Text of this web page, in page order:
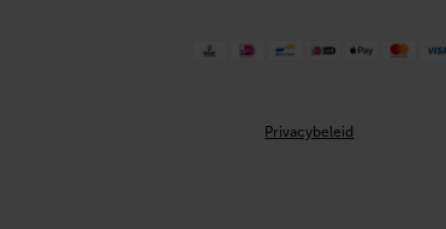
Privacybeleid